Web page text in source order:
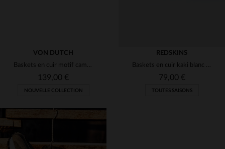
VON DUTCH
Baskets en cuir motif camouflage et orange
139,00 €
NOUVELLE COLLECTION
REDSKINS
Baskets en cuir kaki blanc beige
79,00 €
TOUTES SAISONS